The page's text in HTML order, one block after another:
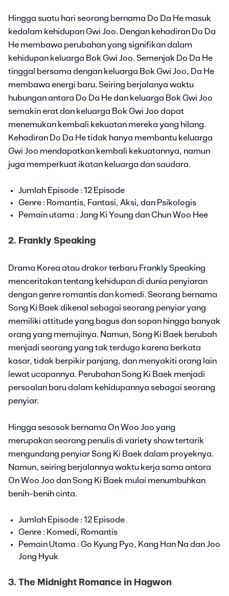
Hingga suatu hari seorang bernama Do Da He masuk
kedalam kehidupan Gwi Joo. Dengan kehadiran Do Da
He membawa perubahan yang signifikan dalam
kehidupan keluarga Bok Gwi Joo. Semenjak Do Da He
tinggal bersama dengan keluarga Bok Gwi Joo, Da He
membawa energi baru. Seiring berjalanya waktu
hubungan antara Do Da He dan keluarga Bok Gwi Joo
semakin erat dan keluarga Bok Gwi Joo dapat
menemukan kembali kekuatan mereka yang hilang.
Kehadiran Do Da He tidak hanya membantu keluarga
Gwi Joo mendapatkan kembali kekuatannya, namun
juga memperkuat ikatan keluarga dan saudara.
Jumlah Episode : 12 Episode
Genre : Romantis, Fantasi, Aksi, dan Psikologis
Pemain utama : Jang Ki Young dan Chun Woo Hee
2. Frankly Speaking
Drama Korea atau drakor terbaru Frankly Speaking
menceritakan tentang kehidupan di dunia penyiaran
dengan genre romantis dan komedi. Seorang bernama
Song Ki Baek dikenal sebagai seorang penyiar yang
memiliki attitude yang bagus dan sopan hingga banyak
orang yang memujinya. Namun, Song Ki Baek berubah
menjadi seorang yang tak terduga karena berkata
kasar, tidak berpikir panjang, dan menyakiti orang lain
lewat ucapannya. Perubahan Song Ki Baek menjadi
persoalan baru dalam kehidupannya sebagai seorang
penyiar.
Hingga sesosok bernama On Woo Joo yang
merupakan seorang penulis di variety show tertarik
mengundang penyiar Song Ki Baek dalam proyeknya.
Namun, seiring berjalannya waktu kerja sama antara
On Woo Joo dan Song Ki Baek mulai menumbuhkan
benih-benih cinta.
Jumlah Episode : 12 Episode
Genre : Komedi, Romantis
Pemain Utama : Go Kyung Pyo, Kang Han Na dan Joo
Jong Hyuk
3. The Midnight Romance in Hagwon